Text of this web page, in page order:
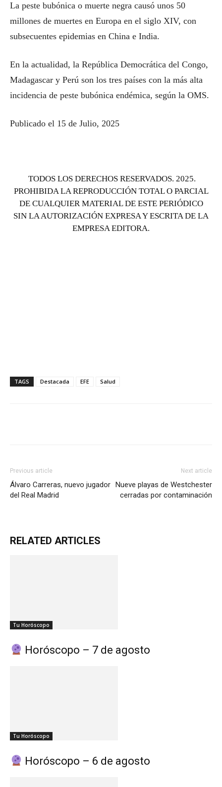
La peste bubónica o muerte negra causó unos 50
millones de muertes en Europa en el siglo XIV, con
subsecuentes epidemias en China e India.
En la actualidad, la República Democrática del Congo,
Madagascar y Perú son los tres países con la más alta
incidencia de peste bubónica endémica, según la OMS.
Publicado el 15 de Julio, 2025
TODOS LOS DERECHOS RESERVADOS. 2025.
PROHIBIDA LA REPRODUCCIÓN TOTAL O PARCIAL
DE CUALQUIER MATERIAL DE ESTE PERIÓDICO
SIN LA AUTORIZACIÓN EXPRESA Y ESCRITA DE LA
EMPRESA EDITORA.
TAGS Destacada EFE Salud
Previous article
Álvaro Carreras, nuevo jugador
del Real Madrid
Next article
Nueve playas de Westchester
cerradas por contaminación
RELATED ARTICLES
Tu Horóscopo
Horóscopo – 7 de agosto
Tu Horóscopo
Horóscopo – 6 de agosto